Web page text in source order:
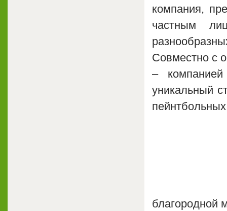
компания,
частным
Совместно с
–
уникальный
благородной